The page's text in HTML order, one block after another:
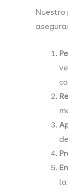
Nuestro
la